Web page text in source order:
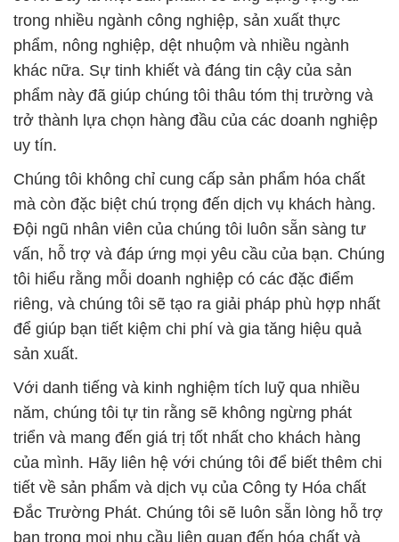
Đội ngũ nhân viên của chúng tôi luôn sẵn sàng tư
vấn, hỗ trợ và đáp ứng mọi yêu cầu của bạn. Chúng
tôi hiểu rằng mỗi doanh nghiệp có các đặc điểm
riêng, và chúng tôi sẽ tạo ra giải pháp phù hợp nhất
để giúp bạn tiết kiệm chi phí và gia tăng hiệu quả
sản xuất.
Với danh tiếng và kinh nghiệm tích luỹ qua nhiều
năm, chúng tôi tự tin rằng sẽ không ngừng phát
triển và mang đến giá trị tốt nhất cho khách hàng
của mình. Hãy liên hệ với chúng tôi để biết thêm chi
tiết về sản phẩm và dịch vụ của Công ty Hóa chất
Đắc Trường Phát. Chúng tôi sẽ luôn sẵn lòng hỗ trợ
bạn trong mọi nhu cầu liên quan đến hóa chất và
ngành công nghiệp của bạn.
# Đơn vị cung cấp & kinh doanh hóa chất Hidroxit
Natri Vảy # Xút Vảy 99% Trung Thái China Trung
Quốc
# Địa chỉ cung cấp ♥ phân phối hóa chất Hidroxit
Natri Vảy # Xút Vảy 99% Trung Thái China Trung
Quốc
# Nhà phân phối ○ cung ứng hóa chất Hidroxit Natri